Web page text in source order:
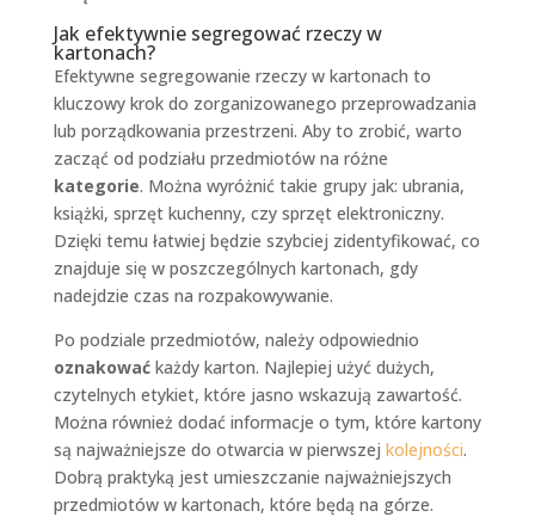
Jak efektywnie segregować rzeczy w
kartonach?
Efektywne segregowanie rzeczy w kartonach to
kluczowy krok do zorganizowanego przeprowadzania
lub porządkowania przestrzeni. Aby to zrobić, warto
zacząć od podziału przedmiotów na różne
kategorie. Można wyróżnić takie grupy jak: ubrania,
książki, sprzęt kuchenny, czy sprzęt elektroniczny.
Dzięki temu łatwiej będzie szybciej zidentyfikować, co
znajduje się w poszczególnych kartonach, gdy
nadejdzie czas na rozpakowywanie.
Po podziale przedmiotów, należy odpowiednio
oznakowaćkażdy karton. Najlepiej użyć dużych,
czytelnych etykiet, które jasno wskazują zawartość.
Można również dodać informacje o tym, które kartony
są najważniejsze do otwarcia w pierwszej kolejności.
Dobrą praktyką jest umieszczanie najważniejszych
przedmiotów w kartonach, które będą na górze.